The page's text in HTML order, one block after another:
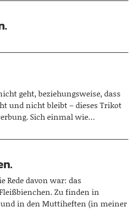
geht, beziehungsweise, dass
und nicht bleibt – dieses Trikot
Sich einmal wie…
Rede davon war: das
Zu finden in
und in den Muttiheften (in meiner